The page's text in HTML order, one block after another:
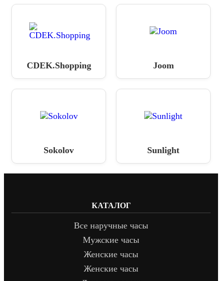
CDEK.Shopping Joom
Sokolov Sunlight
КАТАЛОГ
Все наручные часы
Мужские часы
Женские часы
Женские часы